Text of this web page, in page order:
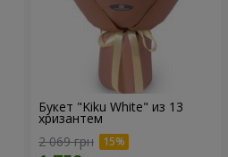
Букет "Kiku White" из 13
хризантем
2 069 грн